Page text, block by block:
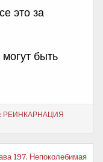
это за
быть
РЕИНКАРНАЦИЯ
197. Непоколебимая